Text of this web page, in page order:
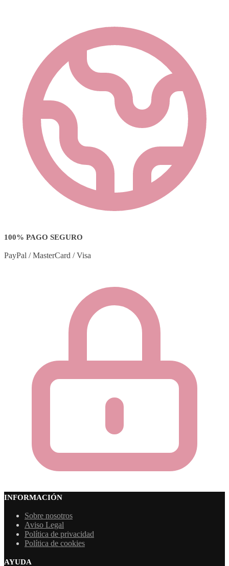
100% PAGO SEGURO
PayPal / MasterCard / Visa
INFORMACIÓN
Sobre nosotros
Aviso Legal
Política de privacidad
Política de cookies
AYUDA